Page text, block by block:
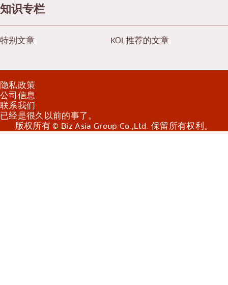
知识专栏
特别文章 KOL推荐的文章
隐私政策
公司信息
联系我们
已经是很久以前的事了。
版权所有 © Biz Asia Group Co.,Ltd. 保留所有权利。